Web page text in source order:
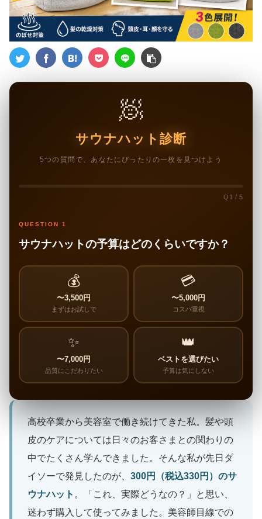
🧖
サウナハット診断
5つの質問で、あなたにぴったりの一枚を見つけよう
Q1 / 5
QUESTION 1
サウナハットの予算はどのくらいですか？
💰
〜3,500円
まずはお試しで
💳
〜5,000円
コスパ重視
✨
〜7,000円
品質にこだわりたい
👑
ベストを選びたい
予算は気にしない
高校卒業から美容室で働き続けてきた私。髪や頭
皮のケアについては日々のお客さまとの関わりの
中でたくさん学んできました。そんな私が先日ダ
イソーで発見したのが、 300円（税込330円）のサ
ウナハット 。「これ、実際どうなの？」と思い、
迷わず購入して使ってみました。美容師目線での